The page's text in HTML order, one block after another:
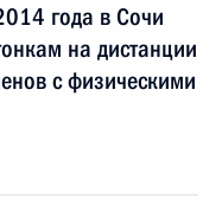
года в Сочи
на дистанции
с физическими